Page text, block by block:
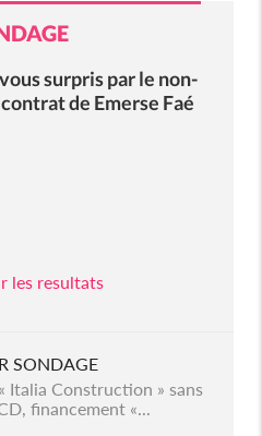
surpris par le non-
de Emerse Faé
les resultats
SONDAGE
Italia Construction » sans
financement «...